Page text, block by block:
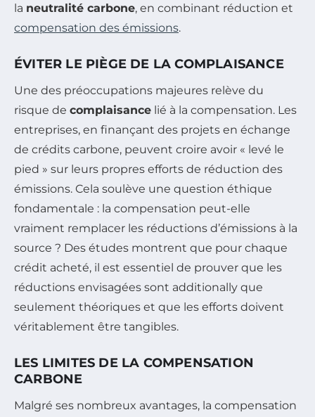
la neutralité carbone, en combinant réduction et
compensation des émissions.
ÉVITER LE PIÈGE DE LA COMPLAISANCE
Une des préoccupations majeures relève du
risque de complaisance lié à la compensation. Les
entreprises, en finançant des projets en échange
de crédits carbone, peuvent croire avoir « levé le
pied » sur leurs propres efforts de réduction des
émissions. Cela soulève une question éthique
fondamentale : la compensation peut-elle
vraiment remplacer les réductions d’émissions à la
source ? Des études montrent que pour chaque
crédit acheté, il est essentiel de prouver que les
réductions envisagées sont additionally que
seulement théoriques et que les efforts doivent
véritablement être tangibles.
LES LIMITES DE LA COMPENSATION
CARBONE
Malgré ses nombreux avantages, la compensation